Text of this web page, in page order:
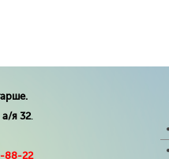
я 32.
88-22